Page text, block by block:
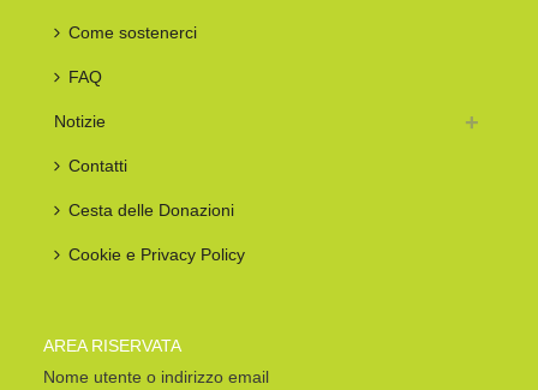
Come sostenerci
FAQ
Notizie
Contatti
Cesta delle Donazioni
Cookie e Privacy Policy
AREA RISERVATA
Nome utente o indirizzo email